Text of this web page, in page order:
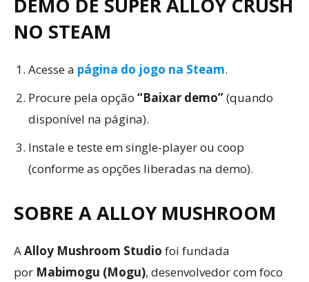
DEMO DE SUPER ALLOY CRUSH
NO STEAM
Acesse a página do jogo na Steam.
Procure pela opção “Baixar demo”(quando
disponível na página).
Instale e teste em single-player ou coop
(conforme as opções liberadas na demo).
SOBRE A ALLOY MUSHROOM
AAlloy Mushroom Studio foi fundada
por Mabimogu (Mogu), desenvolvedor com foco